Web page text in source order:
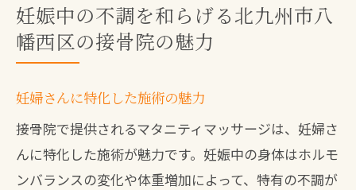
妊娠中の不調を和らげる北九州市八
幡西区の接骨院の魅力
妊婦さんに特化した施術の魅力
接骨院で提供されるマタニティマッサージは、妊婦さ
んに特化した施術が魅力です。妊娠中の身体はホルモ
ンバランスの変化や体重増加によって、特有の不調が